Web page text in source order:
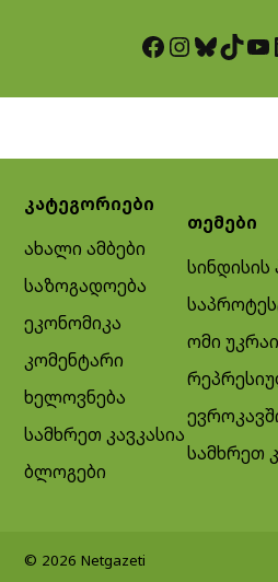
Facebook InstagramBluesky TikTok YouTube
კატეგორიები
ახალი ამბები
საზოგადოება
ეკონომიკა
კომენტარი
ხელოვნება
სამხრეთ კავკასია
ბლოგები
თემები
სინდისის
ომი
სამხრეთ
© 2026 Netgazeti